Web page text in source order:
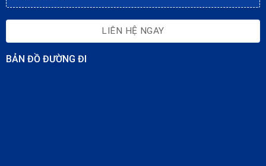
LIÊN HỆ NGAY
BẢN ĐỒ ĐƯỜNG ĐI